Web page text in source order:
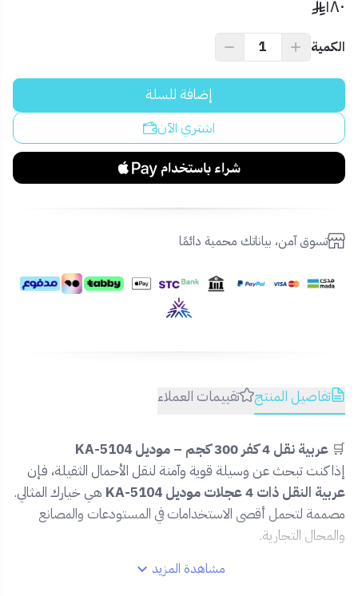
١٨٠
الكمية
إضافة للسلة
اشتري الآن
تسوق آمن، بياناتك محمية دائمًا
تفاصيل المنتج تقييمات العملاء
🛒 عربية نقل 4 كفر 300 كجم – موديل KA-5104
إذا كنت تبحث عن وسيلة قوية وآمنة لنقل الأحمال الثقيلة، فإن
عربية النقل ذات 4 عجلات موديل KA-5104
هي خيارك المثالي.
مصممة لتحمل أقصى الاستخدامات في المستودعات والمصانع
والمحال التجارية.
مشاهدة المزيد